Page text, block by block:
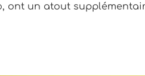
ont un atout